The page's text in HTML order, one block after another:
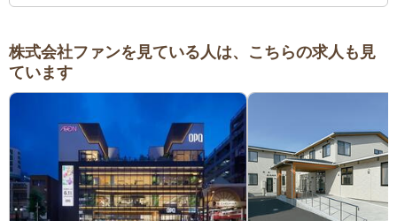
株式会社ファンを見ている人は、こちらの求人も見
ています